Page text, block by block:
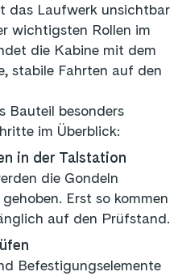
das Laufwerk unsichtbar
wichtigsten Rollen im
die Kabine mit dem
stabile Fahrten auf den
Bauteil besonders
im Überblick:
in der Talstation
die Gondeln
Erst so kommen
auf den Prüfstand.
Befestigungselemente